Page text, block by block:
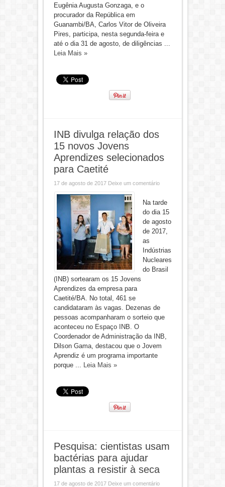
Eugênia Augusta Gonzaga, e o
procurador da República em
Guanambi/BA, Carlos Vitor de Oliveira
Pires, participa, nesta segunda-feira e
até o dia 31 de agosto, de diligências ...
Leia Mais »
INB divulga relação dos
15 novos Jovens
Aprendizes selecionados
para Caetité
17 de agosto de 2017 Deixe um comentário
Na tarde
do dia 15
de agosto
de 2017,
as
Indústrias
Nucleares
do Brasil
(INB) sortearam os 15 Jovens
Aprendizes da empresa para
Caetité/BA. No total, 461 se
candidataram às vagas. Dezenas de
pessoas acompanharam o sorteio que
aconteceu no Espaço INB. O
Coordenador de Administração da INB,
Dilson Gama, destacou que o Jovem
Aprendiz é um programa importante
porque ... Leia Mais »
Pesquisa: cientistas usam
bactérias para ajudar
plantas a resistir à seca
17 de agosto de 2017 Deixe um comentário